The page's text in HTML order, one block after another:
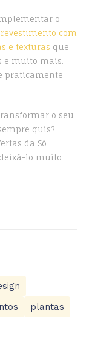
o
com
e texturas que
e muito mais.
praticamente
o seu
quis?
da Só
lo muito
plantas